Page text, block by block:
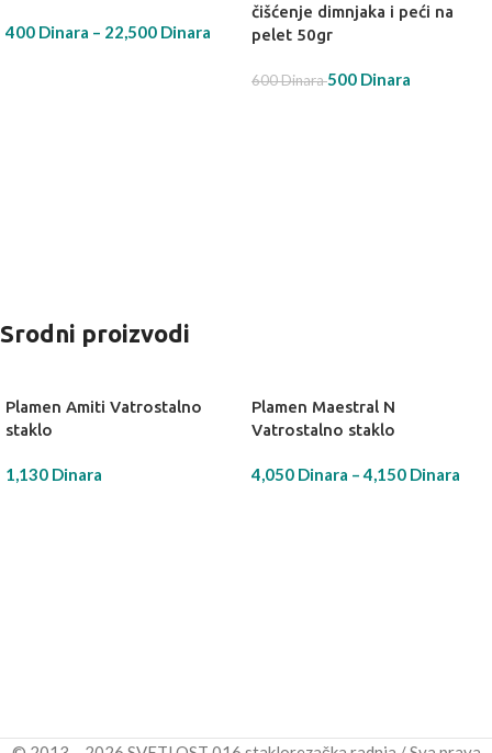
400 Dinara – 22,500 Dinara
čišćenje dimnjaka i peći na
pelet 50gr
600Dinara500 Dinara
Srodni proizvodi
Plamen Amiti Vatrostalno
staklo
1,130 Dinara
Plamen Maestral N
Vatrostalno staklo
4,050 Dinara – 4,150 Dinara